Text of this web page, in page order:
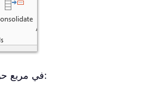
في مربع، ثم اتبع الخطوات التالية: